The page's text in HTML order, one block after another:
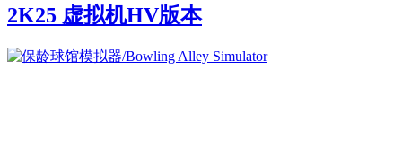
2K25 虚拟机HV版本